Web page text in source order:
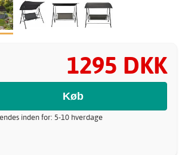
1295 DKK
inden for: 5-10 hverdage